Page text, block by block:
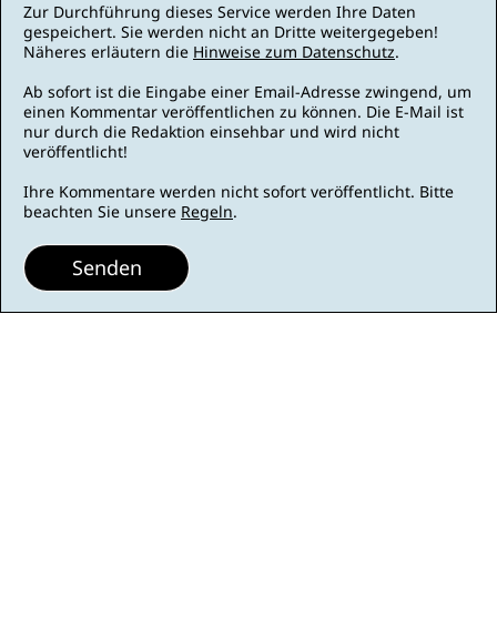
Zur Durchführung dieses Service werden Ihre Daten
gespeichert. Sie werden nicht an Dritte weitergegeben!
Näheres erläutern die Hinweise zum Datenschutz.
Ab sofort ist die Eingabe einer Email-Adresse zwingend, um
einen Kommentar veröffentlichen zu können. Die E-Mail ist
nur durch die Redaktion einsehbar und wird nicht
veröffentlicht!
Ihre Kommentare werden nicht sofort veröffentlicht. Bitte
beachten Sie unsere Regeln.
Senden